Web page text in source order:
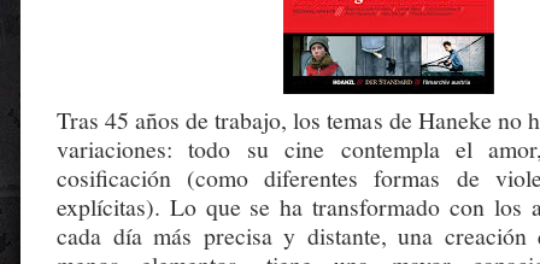
Tras 45 años de trabajo, los temas de Haneke no
variaciones: todo su cine contempla el
cosificación (como diferentes formas de
explícitas). Lo que se ha transformado con los
cada día más precisa y distante, una